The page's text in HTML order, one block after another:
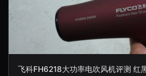
飞科FH6218大功率电吹风机评测 红